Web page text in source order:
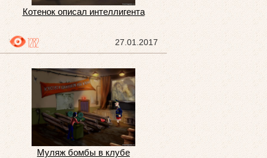
Котенок описал интеллигента
27.01.2017
1282
Муляж бомбы в клубе